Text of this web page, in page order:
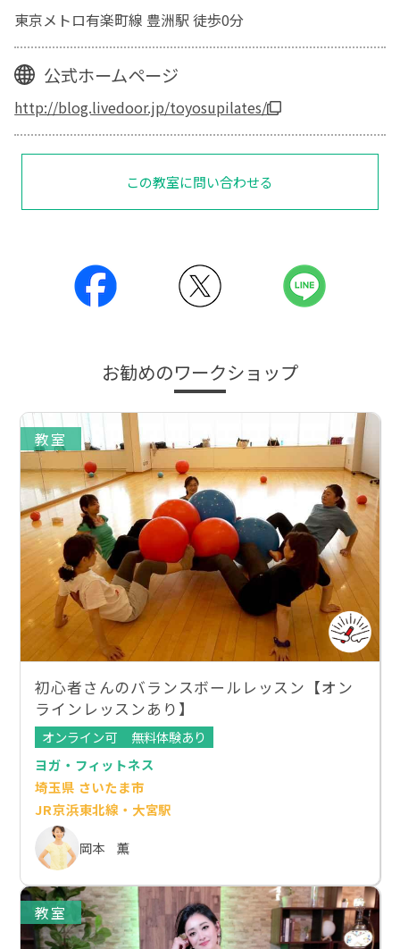
東京メトロ有楽町線 豊洲駅 徒歩0分
公式ホームページ
http://blog.livedoor.jp/toyosupilates/
この教室に問い合わせる
お勧めのワークショップ
教室
初心者さんのバランスボールレッスン【オン
ラインレッスンあり】
オンライン可
無料体験あり
ヨガ・フィットネス
埼玉県 さいたま市
JR京浜東北線・大宮駅
岡本 薫
教室